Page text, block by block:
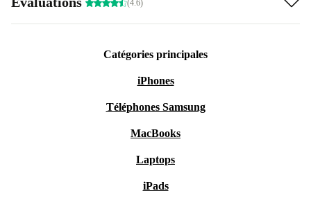
(4.6)
Catégories principales
iPhones
Téléphones Samsung
MacBooks
Laptops
iPads